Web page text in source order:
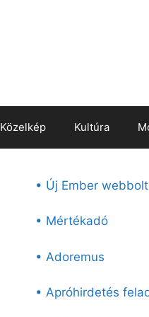
Közelkép Kultúra
• Új Ember webbolt
• Mértékadó
• Adoremus
• Apróhirdetés